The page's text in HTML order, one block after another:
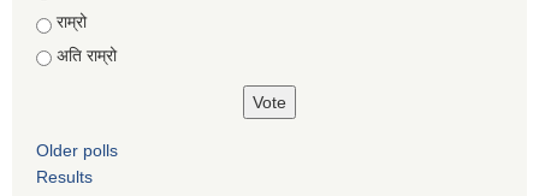
राम्रो
अति राम्रो
Older polls
Results